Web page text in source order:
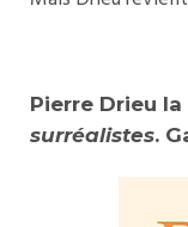
Pierre Drieu
surréalistes.